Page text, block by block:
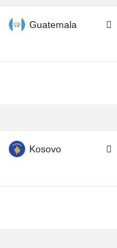
Guatemala
Kosovo